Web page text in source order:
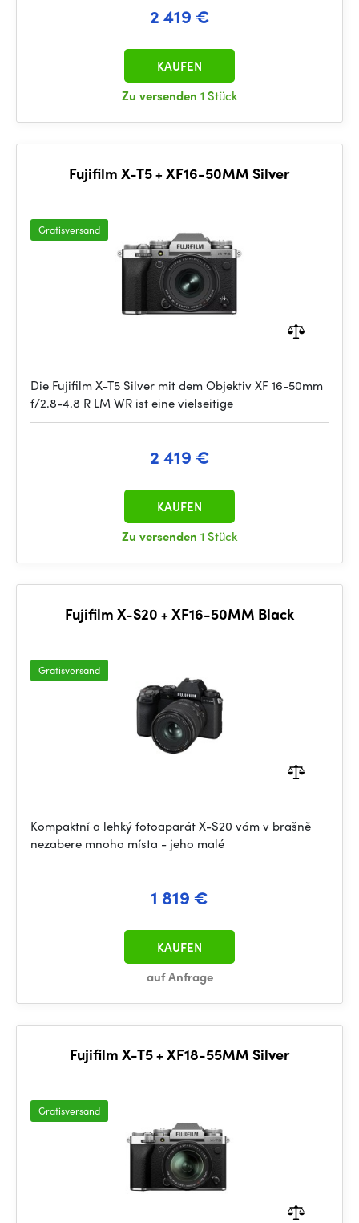
2 419 €
Zu versenden 1 Stück
KAUFEN
Fujifilm X-T5 + XF16-50MM Silver
Gratisversand
Die Fujifilm X-T5 Silver mit dem Objektiv XF 16-50mm
f/2.8-4.8 R LM WR ist eine vielseitige
2 419 €
Zu versenden 1 Stück
KAUFEN
Fujifilm X-S20 + XF16-50MM Black
Gratisversand
Kompaktní a lehký fotoaparát X-S20 vám v brašně
nezabere mnoho místa - jeho malé
1 819 €
auf Anfrage
KAUFEN
Fujifilm X-T5 + XF18-55MM Silver
Gratisversand